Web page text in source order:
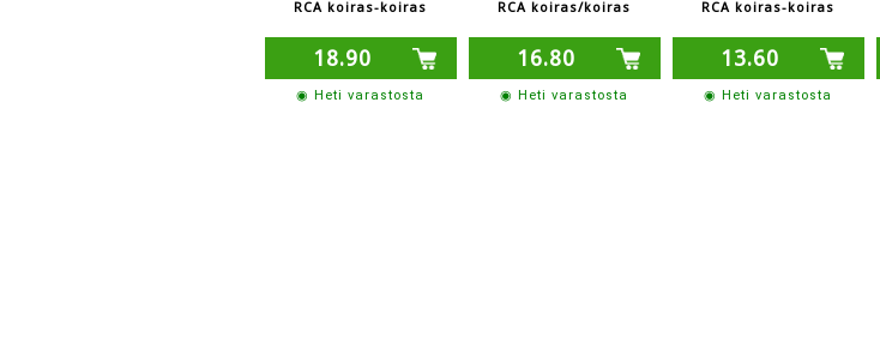
RCA koiras-koiras
18.90
◉ Heti varastosta
RCA koiras/koiras
16.80
◉ Heti varastosta
RCA koiras-koiras
13.60
◉ Heti varastosta